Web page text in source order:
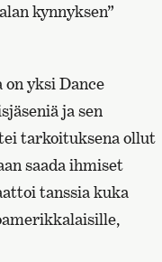
kynnyksen”
on yksi Dance
ja sen
tarkoituksena ollut
saada ihmiset
tanssia kuka